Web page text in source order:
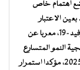
اهتمام خاص
في أفق 2030، مع الأخذ بعين الاعتبار
التحديات الجديدة التي يواجهها العالم منذ بداية أزمة كوفيد-19، معربا عن
النمو المتسارع
والرفاه المشترك واعتماد خطة عمل جديدة من 2021-2025، مؤكدا استمرار